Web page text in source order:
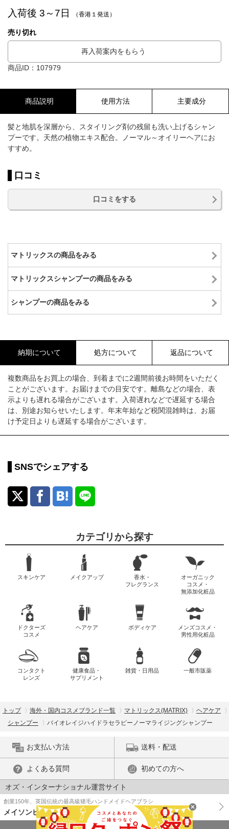
入荷後 3～7日 （香港１発送）
売り切れ
再入荷案内をもらう
商品ID：107979
商品説明 使用方法 主要成分
髪と地肌を深層から、スタイリング剤の残留も洗い上げるシャン
プーです。天然の植物エキス配合。ノーマル～オイリーヘアにお
すすめ。
口コミ
口コミをする
マトリックスの商品をみる
マトリックスシャンプーの商品をみる
シャンプーの商品をみる
納期について 処方について 返品について
複数商品をお買上の場合、到着までに2週間前後お時間をいただく
ことがございます。お届けまでの目安です。離島などの場合、表
示よりも遅れる場合がございます。入荷遅れなどで遅延する場合
は、別途お知らせいたします。年末年始など税関混雑時は、お届
け予定日よりも遅延する場合がございます。
SNSでシェアする
カテゴリから探す
スキンケア メイクアップ
香水・
フレグランス
オーガニック
コスメ・
無添加化粧品
ドクターズ
コスメ
ヘアケア ボディケア
メンズコスメ・
男性用化粧品
コンタクト
レンズ
健康食品・
サプリメント
雑貨・日用品 一般市販薬
トップ 海外・国内コスメブランド一覧 マトリックス(MATRIX)
ヘアケア
シャンプー
バイオレイジハイドラセラピーノーマライジングシャンプー
お支払い方法 送料・配送
よくある質問 初めての方へ
オズ・インターナショナル運営サイト
創業150年、英国伝統の最高級猪毛ハンドメイドヘアブラシ
メイソンピアソン